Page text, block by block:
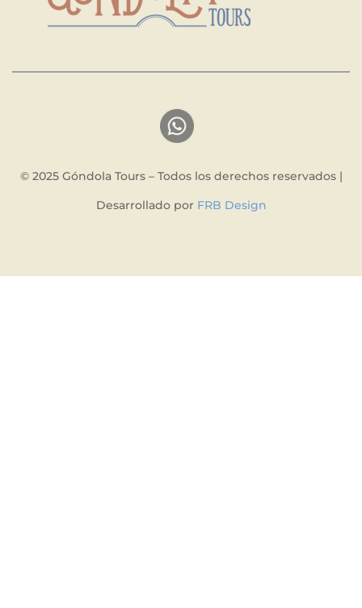
© 2025 Góndola Tours – Todos los derechos reservados |
Desarrollado por FRB Design